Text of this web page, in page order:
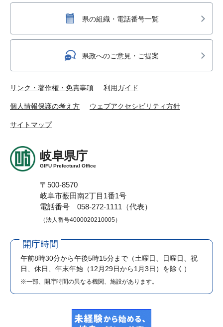
県の組織・電話番号一覧
県政へのご意見・ご提案
リンク・著作権・免責事項 利用ガイド
個人情報保護の考え方 ウェブアクセシビリティ方針
サイトマップ
岐阜県庁
GIFU Prefectural Office
〒500-8570
岐阜市薮田南2丁目1番1号
電話番号 058-272-1111（代表）
（法人番号4000020210005）
開庁時間
午前8時30分から午後5時15分まで （土曜日、日曜日、祝
日、休日、年末年始（12月29日から1月3日）を除く）
※一部、開庁時間の異なる機関、施設があります。